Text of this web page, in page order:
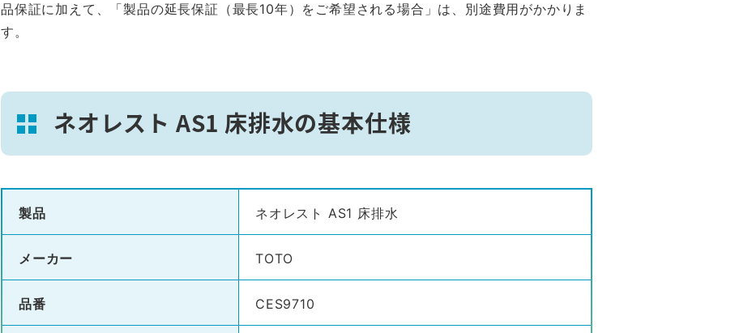
品保証に加えて、「製品の延長保証（最長10年）をご希望される場合」は、別途費用がかかりま
す。
ネオレスト AS1 床排水の基本仕様
製品 ネオレスト AS1 床排水
メーカー TOTO
品番 CES9710